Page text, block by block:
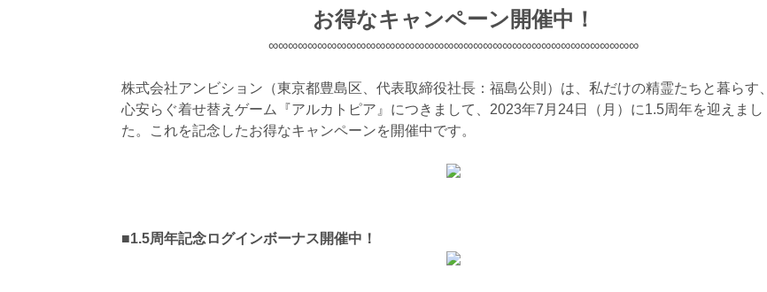
お得なキャンペーン開催中！
∞∞∞∞∞∞∞∞∞∞∞∞∞∞∞∞∞∞∞∞∞∞∞∞∞∞∞∞∞∞∞∞∞∞∞∞∞∞
株式会社アンビション（東京都豊島区、代表取締役社長：福島公則）は、私だけの精霊たちと暮らす、
心安らぐ着せ替えゲーム『アルカトピア』につきまして、2023年7月24日（月）に1.5周年を迎えまし
た。これを記念したお得なキャンペーンを開催中です。
■1.5周年記念ログインボーナス開催中！